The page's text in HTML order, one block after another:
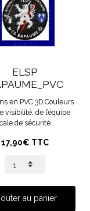
ELSP
en PVC 3D Couleurs
visibilité, de l’équipe
de sécurité...
17,90€ TTC
au panier